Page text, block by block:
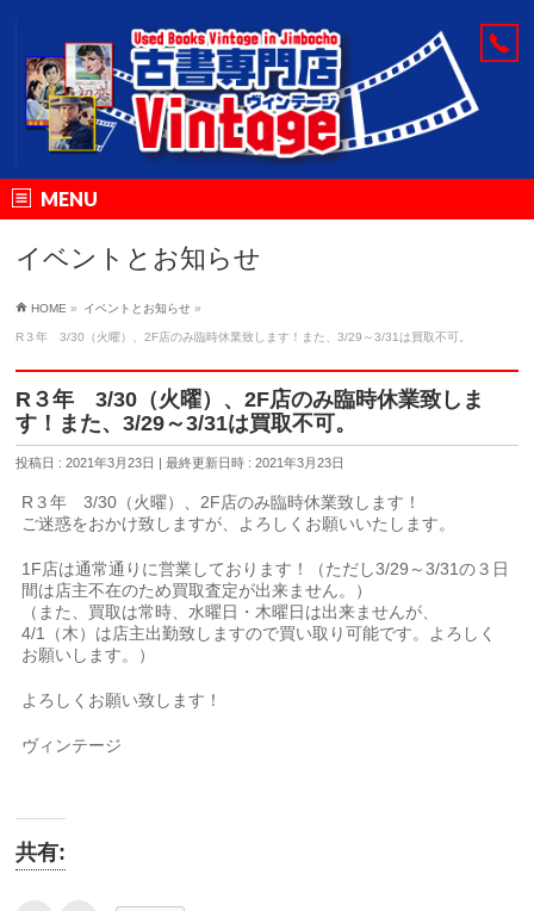
MENU
イベントとお知らせ
HOME » イベントとお知らせ »
R３年 3/30（火曜）、2F店のみ臨時休業致します！また、3/29～3/31は買取不可。
R３年 3/30（火曜）、2F店のみ臨時休業致しま
す！また、3/29～3/31は買取不可。
投稿日 : 2021年3月23日 最終更新日時 : 2021年3月23日
R３年 3/30（火曜）、2F店のみ臨時休業致します！
ご迷惑をおかけ致しますが、よろしくお願いいたします。
1F店は通常通りに営業しております！（ただし3/29～3/31の３日
間は店主不在のため買取査定が出来ません。）
（また、買取は常時、水曜日・木曜日は出来ませんが、
4/1（木）は店主出勤致しますので買い取り可能です。よろしく
お願いします。）
よろしくお願い致します！
ヴィンテージ
共有: